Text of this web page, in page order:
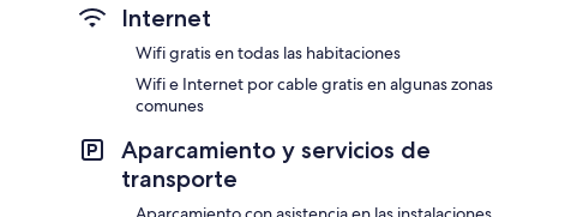
Internet
Wifi gratis en todas las habitaciones
Wifi e Internet por cable gratis en algunas zonas
comunes
Aparcamiento y servicios de
transporte